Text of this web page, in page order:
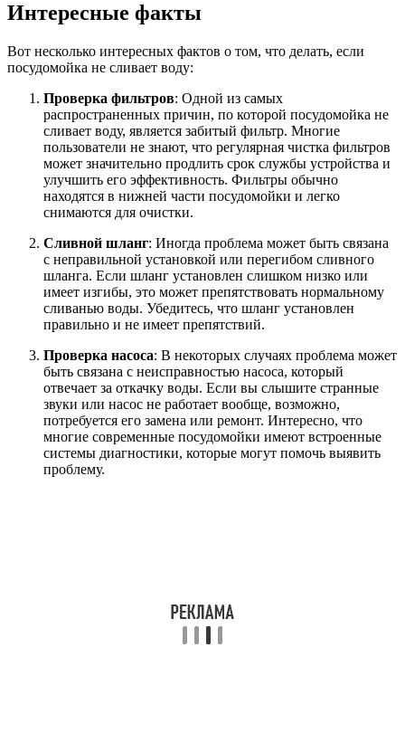
Интересные факты
Вот несколько интересных фактов о том, что делать, если
посудомойка не сливает воду:
Проверка фильтров: Одной из самых
распространенных причин, по которой посудомойка не
сливает воду, является забитый фильтр. Многие
пользователи не знают, что регулярная чистка фильтров
может значительно продлить срок службы устройства и
улучшить его эффективность. Фильтры обычно
находятся в нижней части посудомойки и легко
снимаются для очистки.
Сливной шланг: Иногда проблема может быть связана
с неправильной установкой или перегибом сливного
шланга. Если шланг установлен слишком низко или
имеет изгибы, это может препятствовать нормальному
сливанью воды. Убедитесь, что шланг установлен
правильно и не имеет препятствий.
Проверка насоса: В некоторых случаях проблема может
быть связана с неисправностью насоса, который
отвечает за откачку воды. Если вы слышите странные
звуки или насос не работает вообще, возможно,
потребуется его замена или ремонт. Интересно, что
многие современные посудомойки имеют встроенные
системы диагностики, которые могут помочь выявить
проблему.